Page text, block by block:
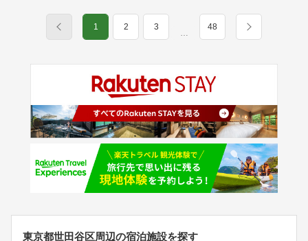
1 2 3
…
48
東京都世田谷区周辺の宿泊施設を探す